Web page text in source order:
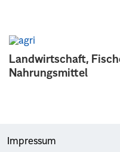
Landwirtschaft,
Nahrungsmittel
Impressum